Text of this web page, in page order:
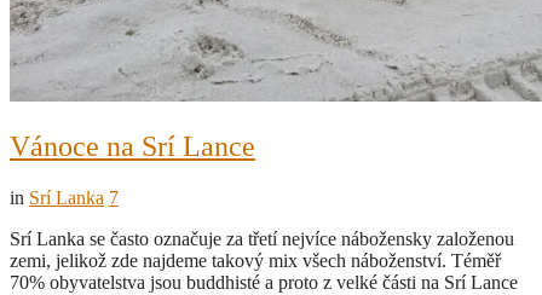
Vánoce na Srí Lance
in Srí Lanka 7
Srí Lanka se často označuje za třetí nejvíce nábožensky založenou
zemi, jelikož zde najdeme takový mix všech náboženství. Téměř
70% obyvatelstva jsou buddhisté a proto z velké části na Srí Lance